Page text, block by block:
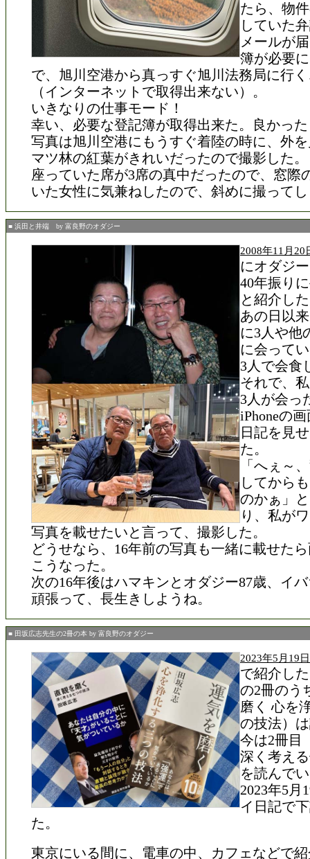
たら、物
していた
メールが
簿が必要
で、旭川空港から真っすぐ旭川法務局に行
（インターネットで取得出来ない）。
いきなりの仕事モード！
幸い、必要な登記簿が取得出来た。良かっ
写真は旭川空港にもうすぐ着陸の時に、外
マツ林の紅葉がきれいだったので撮影した。
座っていた席が3席の真中だったので、窓際
いた女性に気兼ねしたので、斜めに撮って
■ 浜田と井端 by 富良野のオダジー
2008年11月20
にオダジ
40年振り
と紹介し
あの日以
に3人や他
に会って
3人で会食
それで、
3人が会っ
iPhoneの
日記を見
た。
「へぇ～
してから
のかぁ」
り、私が
写真を載せたいと言って、撮影した。
どうせなら、16年前の写真も一緒に載せた
こうなった。
次の16年後はハマキンとオダジー87歳、イ
頑張って、長生きしようね。
■ 田坂広志先生の2冊の本 by 富良野のオダジー
2023年5月19
で紹介し
の2冊のう
磨く 心を
の技法）
今は2冊目
深く考え
を読んで
2023年5月
イ日記で
た。
東京にいる間に、電車の中、カフェなどで